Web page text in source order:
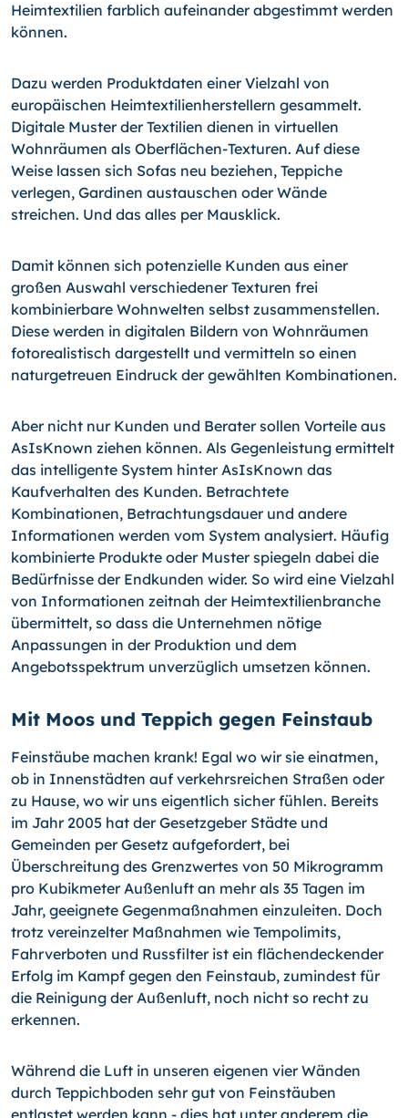
Heimtextilien farblich aufeinander abgestimmt werden
können.
Dazu werden Produktdaten einer Vielzahl von
europäischen Heimtextilienherstellern gesammelt.
Digitale Muster der Textilien dienen in virtuellen
Wohnräumen als Oberflächen-Texturen. Auf diese
Weise lassen sich Sofas neu beziehen, Teppiche
verlegen, Gardinen austauschen oder Wände
streichen. Und das alles per Mausklick.
Damit können sich potenzielle Kunden aus einer
großen Auswahl verschiedener Texturen frei
kombinierbare Wohnwelten selbst zusammenstellen.
Diese werden in digitalen Bildern von Wohnräumen
fotorealistisch dargestellt und vermitteln so einen
naturgetreuen Eindruck der gewählten Kombinationen.
Aber nicht nur Kunden und Berater sollen Vorteile aus
AsIsKnown ziehen können. Als Gegenleistung ermittelt
das intelligente System hinter AsIsKnown das
Kaufverhalten des Kunden. Betrachtete
Kombinationen, Betrachtungsdauer und andere
Informationen werden vom System analysiert. Häufig
kombinierte Produkte oder Muster spiegeln dabei die
Bedürfnisse der Endkunden wider. So wird eine Vielzahl
von Informationen zeitnah der Heimtextilienbranche
übermittelt, so dass die Unternehmen nötige
Anpassungen in der Produktion und dem
Angebotsspektrum unverzüglich umsetzen können.
Mit Moos und Teppich gegen Feinstaub
Feinstäube machen krank! Egal wo wir sie einatmen,
ob in Innenstädten auf verkehrsreichen Straßen oder
zu Hause, wo wir uns eigentlich sicher fühlen. Bereits
im Jahr 2005 hat der Gesetzgeber Städte und
Gemeinden per Gesetz aufgefordert, bei
Überschreitung des Grenzwertes von 50 Mikrogramm
pro Kubikmeter Außenluft an mehr als 35 Tagen im
Jahr, geeignete Gegenmaßnahmen einzuleiten. Doch
trotz vereinzelter Maßnahmen wie Tempolimits,
Fahrverboten und Russfilter ist ein flächendeckender
Erfolg im Kampf gegen den Feinstaub, zumindest für
die Reinigung der Außenluft, noch nicht so recht zu
erkennen.
Während die Luft in unseren eigenen vier Wänden
durch Teppichboden sehr gut von Feinstäuben